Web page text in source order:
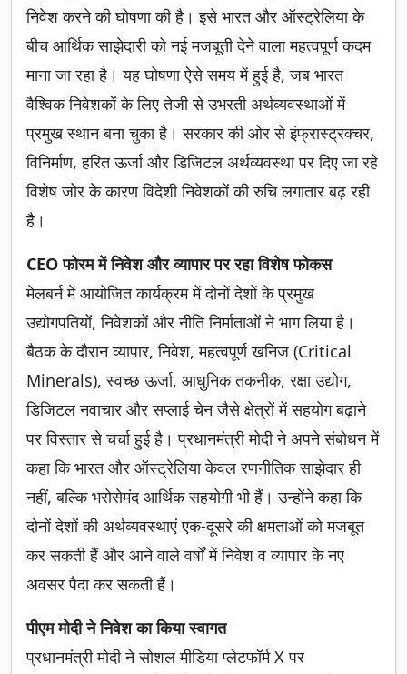
निवेश करने की घोषणा की है। इसे भारत और ऑस्ट्रेलिया के
बीच आर्थिक साझेदारी को नई मजबूती देने वाला महत्वपूर्ण कदम
माना जा रहा है। यह घोषणा ऐसे समय में हुई है, जब भारत
वैश्विक निवेशकों के लिए तेजी से उभरती अर्थव्यवस्थाओं में
प्रमुख स्थान बना चुका है। सरकार की ओर से इंफ्रास्ट्रक्चर,
विनिर्माण, हरित ऊर्जा और डिजिटल अर्थव्यवस्था पर दिए जा रहे
विशेष जोर के कारण विदेशी निवेशकों की रुचि लगातार बढ़ रही
है।
CEO फोरम में निवेश और व्यापार पर रहा विशेष फोकस
मेलबर्न में आयोजित कार्यक्रम में दोनों देशों के प्रमुख
उद्योगपतियों, निवेशकों और नीति निर्माताओं ने भाग लिया है।
बैठक के दौरान व्यापार, निवेश, महत्वपूर्ण खनिज (Critical
Minerals), स्वच्छ ऊर्जा, आधुनिक तकनीक, रक्षा उद्योग,
डिजिटल नवाचार और सप्लाई चेन जैसे क्षेत्रों में सहयोग बढ़ाने
पर विस्तार से चर्चा हुई है। प्रधानमंत्री मोदी ने अपने संबोधन में
कहा कि भारत और ऑस्ट्रेलिया केवल रणनीतिक साझेदार ही
नहीं, बल्कि भरोसेमंद आर्थिक सहयोगी भी हैं। उन्होंने कहा कि
दोनों देशों की अर्थव्यवस्थाएं एक-दूसरे की क्षमताओं को मजबूत
कर सकती हैं और आने वाले वर्षों में निवेश व व्यापार के नए
अवसर पैदा कर सकती हैं।
पीएम मोदी ने निवेश का किया स्वागत
प्रधानमंत्री मोदी ने सोशल मीडिया प्लेटफॉर्म X पर